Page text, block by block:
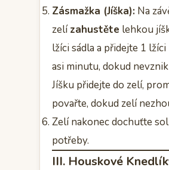
Zásmažka (Jíška): Na
zelízahustěte lehkou
lžíci sádla a přidejte 1
asi minutu, dokud
Jíšku přidejte do zelí,
povařte, dokud zelí
Zelí nakonec dochuťte
potřeby.
III. Houskové